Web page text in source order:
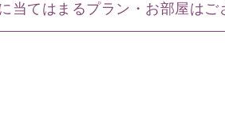
当てはまるプラン・お部屋はご